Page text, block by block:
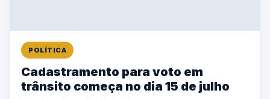
POLÍTICA
Cadastramento para voto em
trânsito começa no dia 15 de julho